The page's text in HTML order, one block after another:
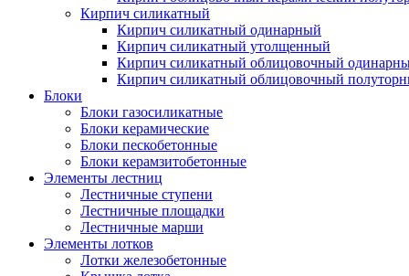
Кирпич силикатный
Кирпич силикатный одинарный
Кирпич силикатный утолщенный
Кирпич силикатный облицовочный
Кирпич силикатный облицовочный
Блоки
Блоки газосиликатные
Блоки керамические
Блоки пескобетонные
Блоки керамзитобетонные
Элементы лестниц
Лестничные ступени
Лестничные площадки
Лестничные марши
Элементы лотков
Лотки железобетонные